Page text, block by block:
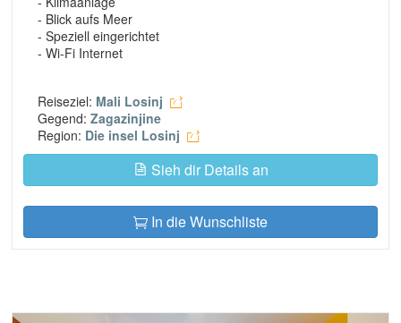
- Blick aufs Meer
- Speziell eingerichtet
- Wi-Fi Internet
Reiseziel: Mali Losinj
Gegend: Zagazinjine
Region: Die insel Losinj
Sieh dir Details an
In die Wunschliste